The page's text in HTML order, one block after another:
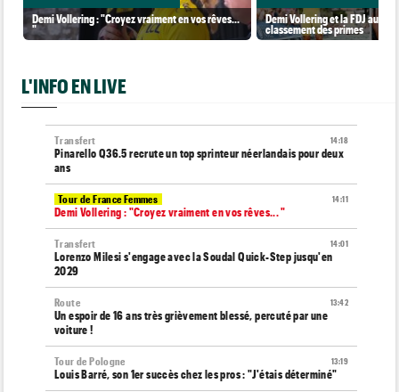
Demi Vollering : "Croyez vraiment en vos rêves...
"
Demi Vollering et la FDJ au
classement des primes
L'INFO EN LIVE
14:18
Transfert
Pinarello Q36.5 recrute un top sprinteur néerlandais pour deux
ans
14:11
Tour de France Femmes
Demi Vollering : "Croyez vraiment en vos rêves... "
14:01
Transfert
Lorenzo Milesi s'engage avec la Soudal Quick-Step jusqu'en
2029
13:42
Route
Un espoir de 16 ans très grièvement blessé, percuté par une
voiture !
13:19
Tour de Pologne
Louis Barré, son 1er succès chez les pros : "J'étais déterminé"